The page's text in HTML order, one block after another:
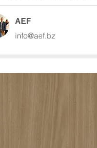
AEF
info@aef.bz